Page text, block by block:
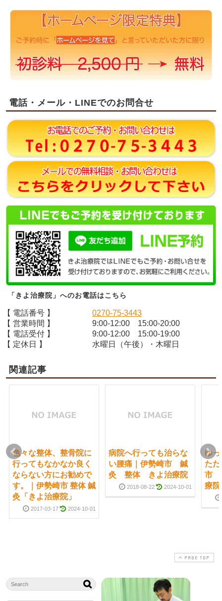
電話・メール・LINEでのお問合せ
「きよ治療院」へのお電話はこちら
【 電話番号 】
0270-75-3443
【 営業時間 】
9:00-12:00 15:00-20:00
【 電話受付 】
9:00-12:00 15:00-19:00
【 定休日 】
水曜日（午後）・木曜日
関連記事
色々な整体、整骨院に
行ってもなかなか良く
ならない方にお勧めで
す。｜伊勢崎市 整体 鍼
灸「きよ治療院」
2017-03-17 2024-10-01
病院へ行っても治らな
い腰痛｜伊勢崎市 鍼
灸 整体 きよ治療院
2018-08-22 2024-10-01
ゆ
た
市
療院
PAGE TOP